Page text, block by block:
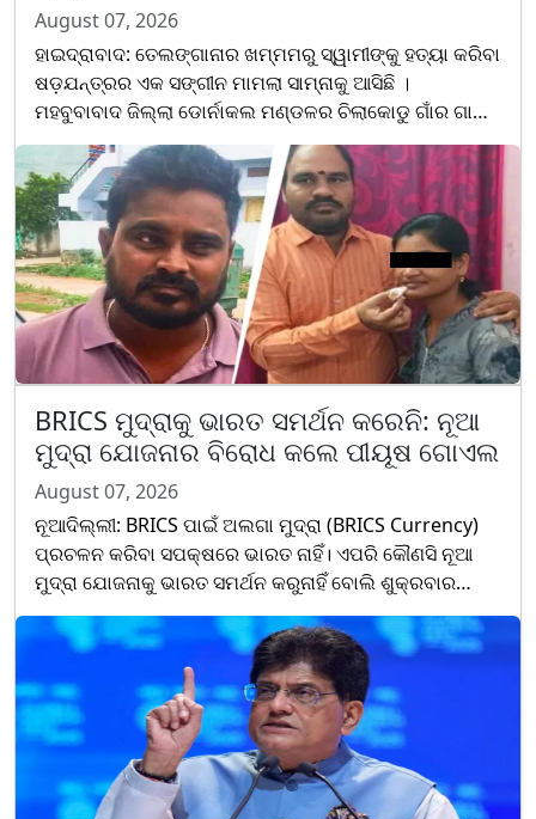
August 07, 2026
ହାଇଦ୍ରାବାଦ: ତେଲଙ୍ଗାନାର ଖମ୍ମମରୁ ସ୍ୱାମୀଙ୍କୁ ହତ୍ୟା କରିବା
ଷଡ଼ଯନ୍ତ୍ରର ଏକ ସଙ୍ଗୀନ ମାମଲା ସାମ୍ନାକୁ ଆସିଛି ।
ମହବୁବାବାଦ ଜିଲ୍ଲା ଡୋର୍ନାକଲ ମଣ୍ଡଳର ଚିଲାକୋଡୁ ଗାଁର ଗାଡେ
ରାଜେଶ୍ୱର ରାଓ ଅଭିଯୋଗ କରିଛନ୍ତି ଯେ ତାଙ୍କ ସ୍ତ୍ରୀ,
ପ୍ରେ......
BRICS ମୁଦ୍ରାକୁ ଭାରତ ସମର୍ଥନ କରେନି: ନୂଆ
ମୁଦ୍ରା ଯୋଜନାର ବିରୋଧ କଲେ ପୀୟୂଷ ଗୋଏଲ
August 07, 2026
ନୂଆଦିଲ୍ଲୀ: BRICS ପାଇଁ ଅଲଗା ମୁଦ୍ରା (BRICS Currency)
ପ୍ରଚଳନ କରିବା ସପକ୍ଷରେ ଭାରତ ନାହିଁ। ଏପରି କୌଣସି ନୂଆ
ମୁଦ୍ରା ଯୋଜନାକୁ ଭାରତ ସମର୍ଥନ କରୁନାହିଁ ବୋଲି ଶୁକ୍ରବାର
ସ୍ପଷ୍ଟ କରିଛନ୍ତି କେନ୍ଦ୍ର ବାଣିଜ୍ୟ ଓ ଶିଳ୍ପ ମନ୍ତ୍ରୀ ପୀୟ......